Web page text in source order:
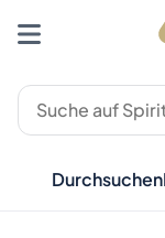
Durchsuchen